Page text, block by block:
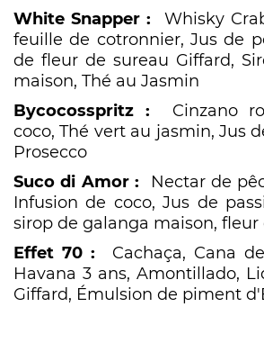
White Snapper :
Whisky
feuille de cotronnier, Jus de
de fleur de sureau Giffard,
maison, Thé au Jasmin
Bycocosspritz :
Cinzano
coco, Thé vert au jasmin, Jus
Prosecco
Suco di Amor :
Nectar de
Infusion de coco, Jus de
sirop de galanga maison,
Effet 70 :
Cachaça, Cana
Havana 3 ans, Amontillado,
Giffard, Émulsion de piment